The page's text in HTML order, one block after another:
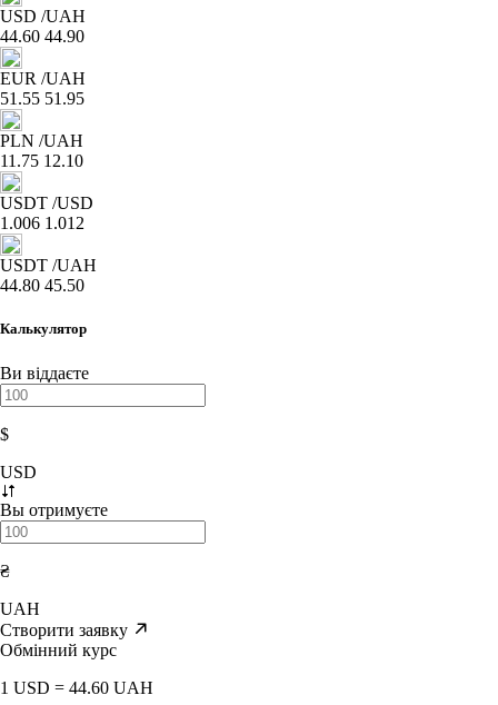
USD /UAH
44.60 44.90
EUR /UAH
51.55 51.95
PLN /UAH
11.75 12.10
USDT /USD
1.006 1.012
USDT /UAH
44.80 45.50
Калькулятор
Ви віддаєте
$
USD
Вы отримуєте
₴
UAH
Створити заявку
Обмінний курс
1 USD = 44.60 UAH